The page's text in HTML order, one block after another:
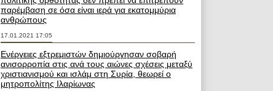
παρέμβαση σε όσα είναι ιερά για εκατομμύρια
ανθρώπους
17.01.2021 17:05
Ενέργειες εξτρεμιστών δημιούργησαν σοβαρή
ανισορροπία στις ανά τους αιώνες σχέσεις μεταξύ
χριστιανισμού και ισλάμ στη Συρία, θεωρεί ο
μητροπολίτης Ιλαρίωνας